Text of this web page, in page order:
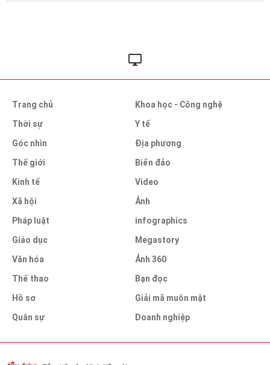
Trang chủ
Thời sự
Góc nhìn
Thế giới
Kinh tế
Xã hội
Pháp luật
Giáo dục
Văn hóa
Thể thao
Hồ sơ
Quân sự
Khoa học - Công nghệ
Y tế
Địa phương
Biển đảo
Video
Ảnh
infographics
Megastory
Ảnh 360
Bạn đọc
Giải mã muôn mặt
Doanh nghiệp